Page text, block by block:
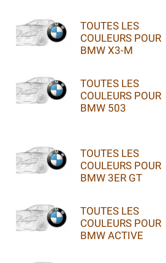
TOUTES LES
COULEURS POUR
BMW X3-M
TOUTES LES
COULEURS POUR
BMW 503
TOUTES LES
COULEURS POUR
BMW 3ER GT
TOUTES LES
COULEURS POUR
BMW ACTIVE